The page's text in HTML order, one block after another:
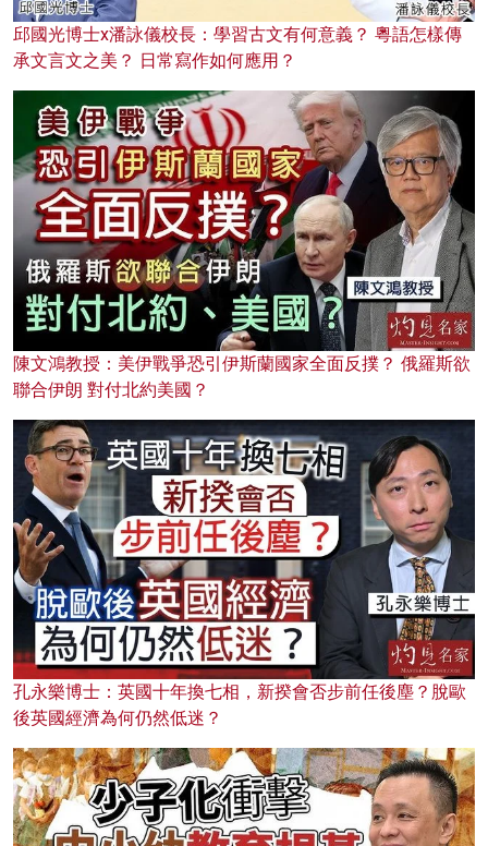
邱國光博士x潘詠儀校長：學習古文有何意義？ 粵語怎樣傳
承文言文之美？ 日常寫作如何應用？
陳文鴻教授：美伊戰爭恐引伊斯蘭國家全面反撲？ 俄羅斯欲
聯合伊朗 對付北約美國？
孔永樂博士：英國十年換七相，新揆會否步前任後塵？脫歐
後英國經濟為何仍然低迷？